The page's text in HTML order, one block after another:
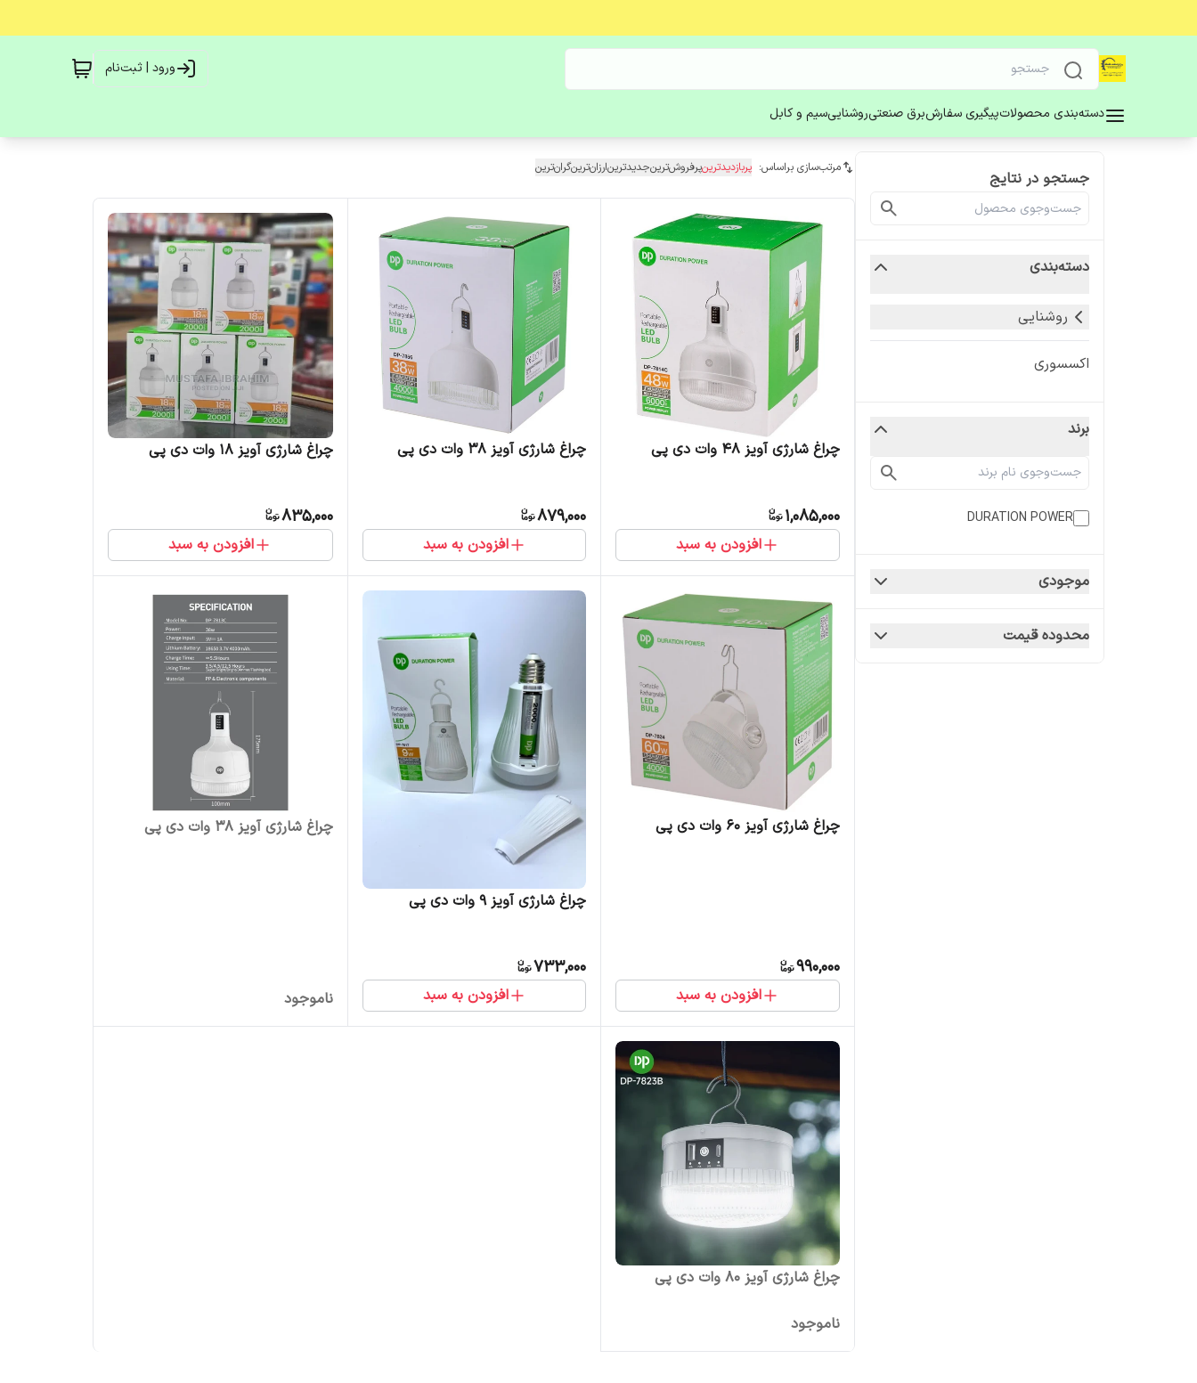
ورود | ثبت‌نام
دسته‌بندی محصولاتپیگیری سفارشبرق صنعتیروشناییسیم و کابل
جستجو در نتایج
دسته‌بندی
روشنایی
اکسسوری
برند
DURATION POWER
موجودی
محدوده قیمت
مرتب‌سازی براساس: پربازدیدترینپرفروش‌ترینجدیدترینارزان‌ترینگران‌ترین
چراغ شارژی آویز 48 وات دی پی
1,085,000
افزودن به سبد
چراغ شارژی آویز 38 وات دی پی
879,000
افزودن به سبد
چراغ شارژی آویز 18 وات دی پی
835,000
افزودن به سبد
چراغ شارژی آویز 60 وات دی پی
990,000
افزودن به سبد
چراغ شارژی آویز 9 وات دی پی
733,000
افزودن به سبد
چراغ شارژی آویز 38 وات دی پی
ناموجود
چراغ شارژی آویز 80 وات دی پی
ناموجود